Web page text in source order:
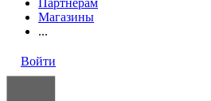
Партнёрам
Магазины
...
Войти